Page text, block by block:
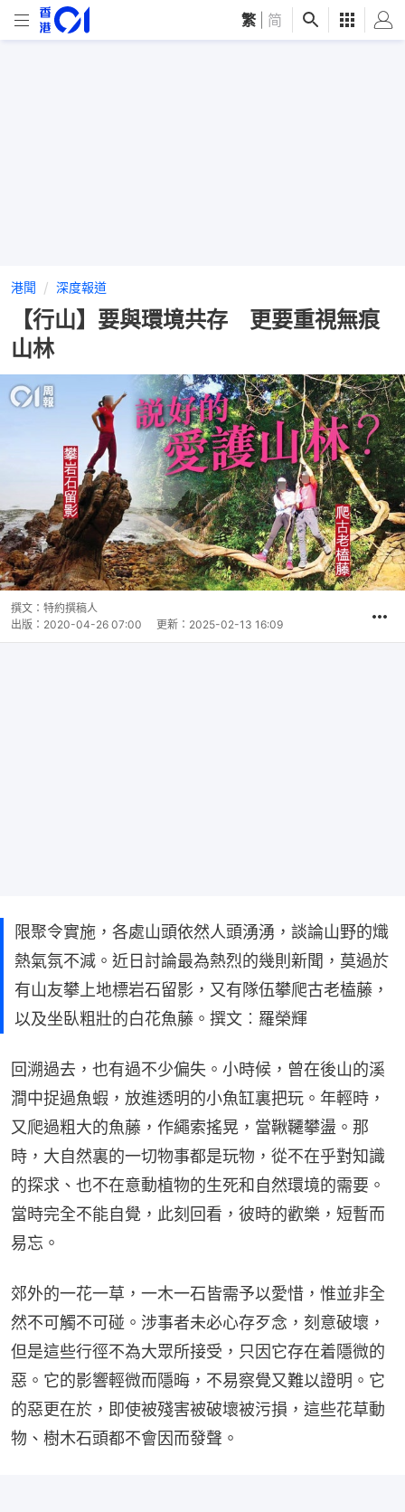
繁 简
港聞 深度報道
【行山】要與環境共存 更要重視無痕
山林
撰文： 特約撰稿人
出版： 2020-04-26 07:00 更新： 2025-02-13 16:09
限聚令實施，各處山頭依然人頭湧湧，談論山野的熾
熱氣氛不減。近日討論最為熱烈的幾則新聞，莫過於
有山友攀上地標岩石留影，又有隊伍攀爬古老榼藤，
以及坐臥粗壯的白花魚藤。撰文︰羅榮輝
回溯過去，也有過不少偏失。小時候，曾在後山的溪
澗中捉過魚蝦，放進透明的小魚缸裏把玩。年輕時，
又爬過粗大的魚藤，作繩索搖晃，當鞦韆攀盪。那
時，大自然裏的一切物事都是玩物，從不在乎對知識
的探求、也不在意動植物的生死和自然環境的需要。
當時完全不能自覺，此刻回看，彼時的歡樂，短暫而
易忘。
郊外的一花一草，一木一石皆需予以愛惜，惟並非全
然不可觸不可碰。涉事者未必心存歹念，刻意破壞，
但是這些行徑不為大眾所接受，只因它存在着隱微的
惡。它的影響輕微而隱晦，不易察覺又難以證明。它
的惡更在於，即使被殘害被破壞被污損，這些花草動
物、樹木石頭都不會因而發聲。